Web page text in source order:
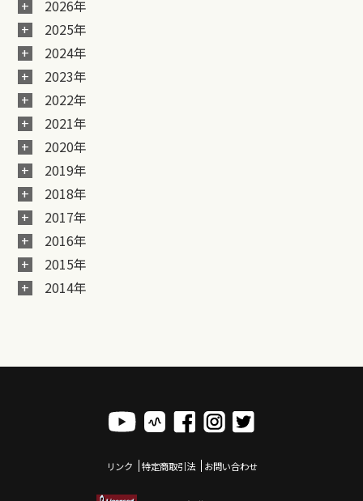
2026年
2025年
2024年
2023年
2022年
2021年
2020年
2019年
2018年
2017年
2016年
2015年
2014年
リンク 特定商取引法 お問い合わせ